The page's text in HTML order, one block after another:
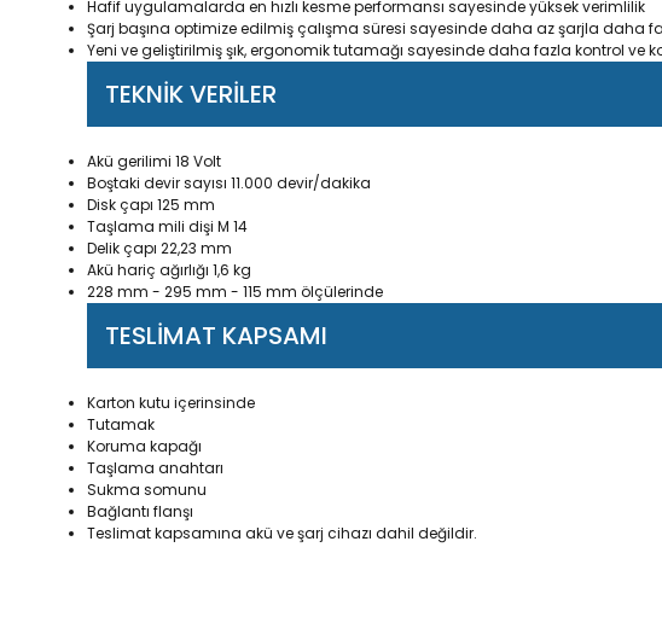
Hafif uygulamalarda en hızlı kesme performansı sayesinde yüksek verimlilik
Şarj başına optimize edilmiş çalışma süresi sayesinde daha az şarjla daha
Yeni ve geliştirilmiş şık, ergonomik tutamağı sayesinde daha fazla kontrol ve
TEKNİK VERİLER
Akü gerilimi 18 Volt
Boştaki devir sayısı 11.000 devir/dakika
Disk çapı 125 mm
Taşlama mili dişi M 14
Delik çapı 22,23 mm
Akü hariç ağırlığı 1,6 kg
228 mm - 295 mm - 115 mm ölçülerinde
TESLİMAT KAPSAMI
Karton kutu içerinsinde
Tutamak
Koruma kapağı
Taşlama anahtarı
Sukma somunu
Bağlantı flanşı
Teslimat kapsamına akü ve şarj cihazı dahil değildir.